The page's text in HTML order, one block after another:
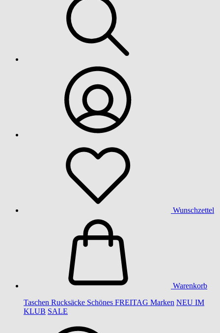
Wunschzettel
Warenkorb
Taschen Rucksäcke Schönes FREITAG Marken NEU IM
KLUB SALE